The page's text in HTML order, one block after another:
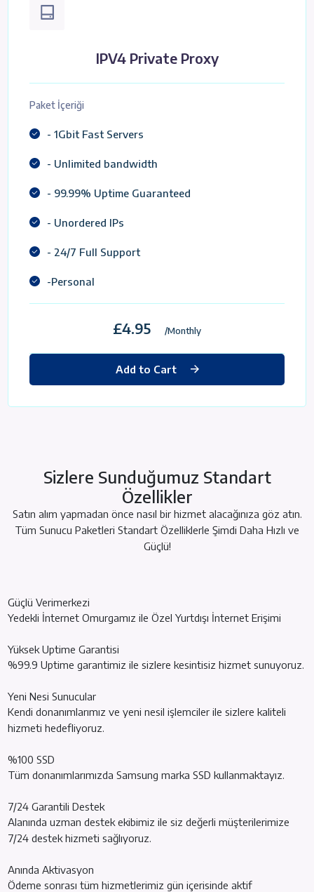
IPV4 Private Proxy
Paket İçeriği
- 1Gbit Fast Servers
- Unlimited bandwidth
- 99.99% Uptime Guaranteed
- Unordered IPs
- 24/7 Full Support
-Personal
£4.95 /Monthly
Add to Cart
Sizlere Sunduğumuz Standart
Özellikler
Satın alım yapmadan önce nasıl bir hizmet alacağınıza göz atın.
Tüm Sunucu Paketleri Standart Özelliklerle Şimdi Daha Hızlı ve
Güçlü!
Güçlü Verimerkezi
Yedekli İnternet Omurgamız ile Özel Yurtdışı İnternet Erişimi
Yüksek Uptime Garantisi
%99.9 Uptime garantimiz ile sizlere kesintisiz hizmet sunuyoruz.
Yeni Nesi Sunucular
Kendi donanımlarımız ve yeni nesil işlemciler ile sizlere kaliteli
hizmeti hedefliyoruz.
%100 SSD
Tüm donanımlarımızda Samsung marka SSD kullanmaktayız.
7/24 Garantili Destek
Alanında uzman destek ekibimiz ile siz değerli müşterilerimize
7/24 destek hizmeti sağlıyoruz.
Anında Aktivasyon
Ödeme sonrası tüm hizmetlerimiz gün içerisinde aktif